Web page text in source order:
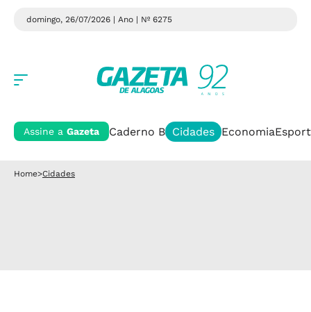
domingo, 26/07/2026 | Ano | Nº 6275
Assine a Gazeta Caderno B Cidades Economia
Home>Cidades